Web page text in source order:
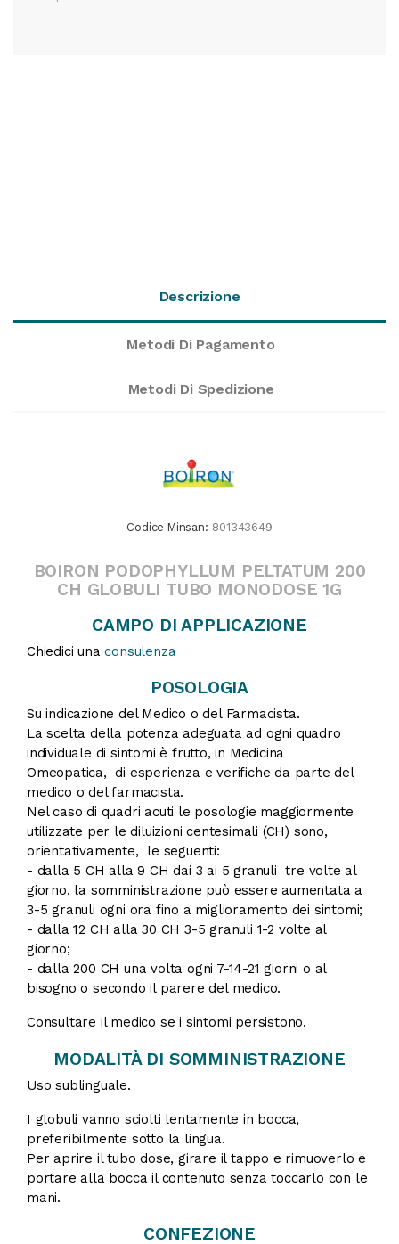
Descrizione
Metodi Di Pagamento
Metodi Di Spedizione
Codice Minsan: 801343649
BOIRON PODOPHYLLUM PELTATUM 200
CH GLOBULI TUBO MONODOSE 1G
CAMPO DI APPLICAZIONE
Chiedici unaconsulenza
POSOLOGIA
Su indicazione del Medico o del Farmacista.
La scelta della potenza adeguata ad ogni quadro
individuale di sintomi è frutto, in Medicina
Omeopatica, di esperienza e verifiche da parte del
medico o del farmacista.
Nel caso di quadri acuti le posologie maggiormente
utilizzate per le diluizioni centesimali (CH) sono,
orientativamente, le seguenti:
- dalla 5 CH alla 9 CH dai 3 ai 5 granuli tre volte al
giorno, la somministrazione può essere aumentata a
3-5 granuli ogni ora fino a miglioramento dei sintomi;
- dalla 12 CH alla 30 CH 3-5 granuli 1-2 volte al
giorno;
- dalla 200 CH una volta ogni 7-14-21 giorni o al
bisogno o secondo il parere del medico.
Consultare il medico se i sintomi persistono.
MODALITÀ DI SOMMINISTRAZIONE
Uso sublinguale.
I globuli vanno sciolti lentamente in bocca,
preferibilmente sotto la lingua.
Per aprire il tubo dose, girare il tappo e rimuoverlo e
portare alla bocca il contenuto senza toccarlo con le
mani.
CONFEZIONE